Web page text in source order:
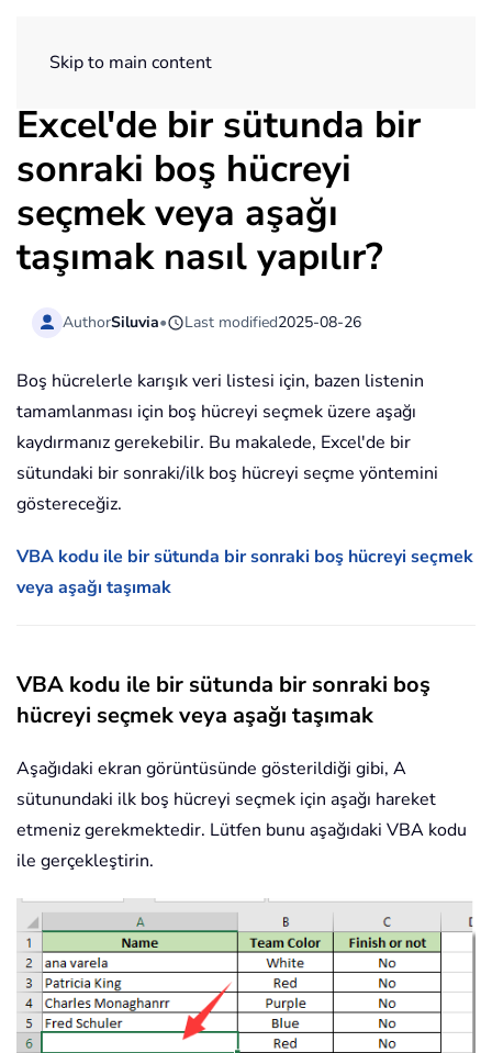
Skip to main content
Excel'de bir sütunda bir
sonraki boş hücreyi
seçmek veya aşağı
taşımak nasıl yapılır?
AuthorSiluvia• Last modified2025-08-26
Boş hücrelerle karışık veri listesi için, bazen listenin
tamamlanması için boş hücreyi seçmek üzere aşağı
kaydırmanız gerekebilir. Bu makalede, Excel'de bir
sütundaki bir sonraki/ilk boş hücreyi seçme yöntemini
göstereceğiz.
VBA kodu ile bir sütunda bir sonraki boş hücreyi seçmek
veya aşağı taşımak
VBA kodu ile bir sütunda bir sonraki boş
hücreyi seçmek veya aşağı taşımak
Aşağıdaki ekran görüntüsünde gösterildiği gibi, A
sütunundaki ilk boş hücreyi seçmek için aşağı hareket
etmeniz gerekmektedir. Lütfen bunu aşağıdaki VBA kodu
ile gerçekleştirin.